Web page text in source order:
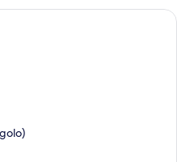
Eco Family Suite | Minibar con